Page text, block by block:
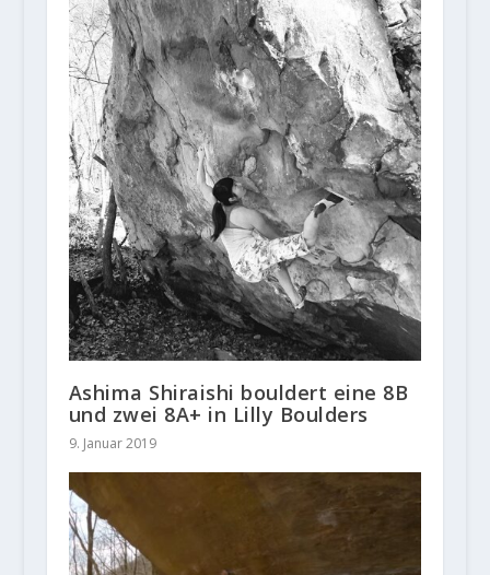
Ashima Shiraishi bouldert eine 8B
und zwei 8A+ in Lilly Boulders
9. Januar 2019